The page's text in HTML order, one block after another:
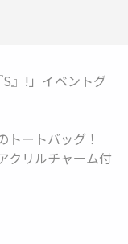
S』!」イベントグ
トートバッグ！
クリルチャーム付